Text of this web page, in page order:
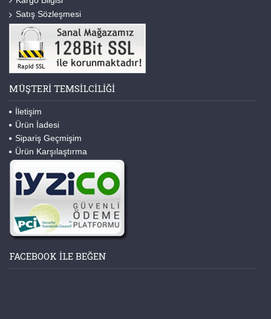
Satış Sözleşmesi
MÜŞTERI TEMSILCILIĞI
İletişim
Ürün İadesi
Sipariş Geçmişim
Ürün Karşılaştırma
FACEBOOK ILE BEĞEN